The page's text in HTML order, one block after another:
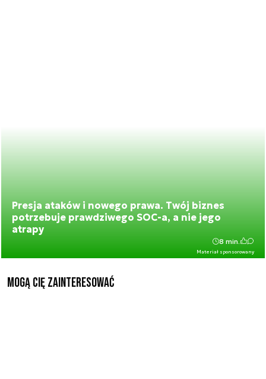
Presja ataków i nowego prawa. Twój biznes
potrzebuje prawdziwego SOC-a, a nie jego
atrapy
Materiał sponsorowany
8 min.
Mogą Cię zainteresować